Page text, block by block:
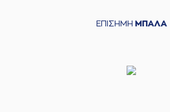
ΕΠΙΣΗΜΗ ΜΠΑΛΑ